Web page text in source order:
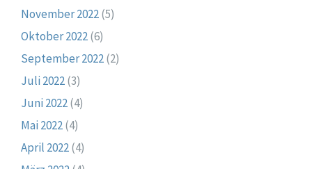
November 2022(5)
Oktober 2022(6)
September 2022(2)
Juli 2022(3)
Juni 2022(4)
Mai 2022(4)
April 2022(4)